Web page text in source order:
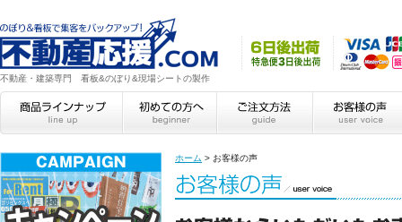
不動産・建築専門 看板&のぼり&現場シートの製作
ホーム > お客様の声